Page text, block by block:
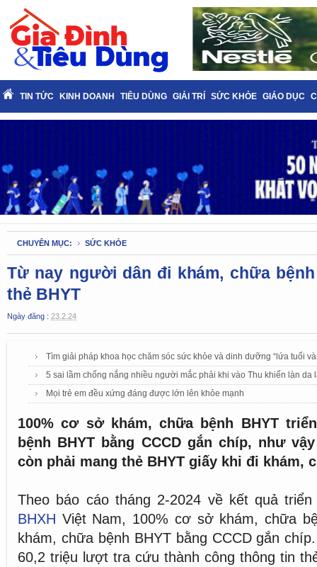
TIN TỨC KINH DOANH TIÊU DÙNG GIẢI TRÍ SỨC KHỎE GIÁO DỤC
CHUYÊN MỤC: SỨC KHỎE
Từ nay người dân đi khám, chữa
thẻ BHYT
Ngày đăng : 23.2.24
Tìm giải pháp khoa học chăm sóc sức khỏe và dinh dưỡng “lứa tuổi
5 sai lầm chống nắng nhiều người mắc phải khi vào Thu khiến làn da
Mọi trẻ em đều xứng đáng được lớn lên khỏe mạnh
100% cơ sở khám, chữa bệnh BHYT
bệnh BHYT bằng CCCD gắn chíp, như
còn phải mang thẻ BHYT giấy khi đi khám,
Theo báo cáo tháng 2-2024 về kết quả
BHXH Việt Nam, 100% cơ sở khám, chữa
khám, chữa bệnh BHYT bằng CCCD gắn
60,2 triệu lượt tra cứu thành công thông tin